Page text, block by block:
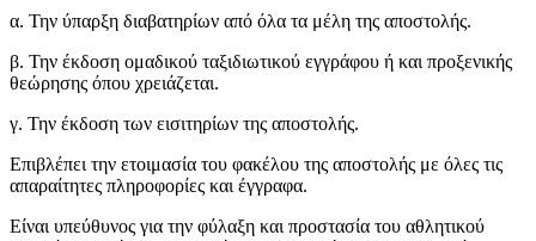
α. Την ύπαρξη διαβατηρίων από όλα τα μέλη της αποστολής.
β. Την έκδοση ομαδικού ταξιδιωτικού εγγράφου ή και προξενικής
θεώρησης όπου χρειάζεται.
γ. Την έκδοση των εισιτηρίων της αποστολής.
Επιβλέπει την ετοιμασία του φακέλου της αποστολής με όλες τις
απαραίτητες πληροφορίες και έγγραφα.
Είναι υπεύθυνος για την φύλαξη και προστασία του αθλητικού